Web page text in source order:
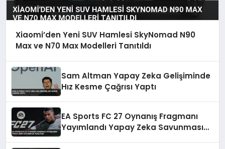
Xiaomi’den Yeni SUV Hamlesi SkyNomad N90
Max ve N70 Max Modelleri Tanıtıldı
Sam Altman Yapay Zeka Gelişiminde
Hız Kesme Çağrısı Yaptı
EA Sports FC 27 Oynanış Fragmanı
Yayımlandı Yapay Zeka Savunması